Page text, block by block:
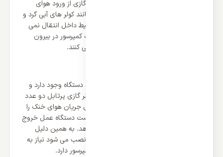
بدون رطوبت می باشد همچنین کولرهای گازی از ورود هوای
آلوده بیرون به داخل جلوگیری می کند و مانند کولر های آبی گرد و
غبار و آلودگی ها رو از محیط بیرون به محیط داخل انتقال نمی
دهد. در بعضی از مکان ها که امکان نصب کمپرسور در بیرون
استفاده می کنند.
در کولر گازی پرتابل کمپرسور در داخل خود دستگاه وجود دارد و
کمپرسور جداگانه نصب نخواهد شد. در کولر گازی پرتابل دو عدد
موتور وجود دارد که یکی از بالا عمل انتقال جریان هوای خنک را
انجام می دهد و موتور دیگر از پایین و پشت دستگاه عمل خروج
جریان گرم ناشی از کمپرسور را انجام می دهد. به همین دلیل
است که محلی که در آن کولر گازی پرتابل نصب می شود نیاز به
یک دریچه جهت خروج باد داغ ناشی از کمپرسور دارد.